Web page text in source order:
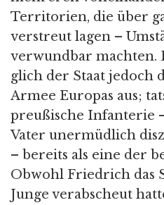
Territorien, die über
verstreut lagen –
verwundbar machten.
glich der Staat jedoch
Armee Europas aus;
preußische Infanterie
Vater unermüdlich
– bereits als eine der
Obwohl Friedrich das
Junge verabscheut